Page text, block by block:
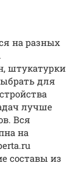
на разных
штукатурки
для
лучше
Вся
на
составы из